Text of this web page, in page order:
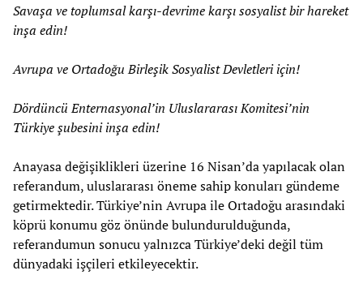
Savaşa ve toplumsal karşı-devrime karşı sosyalist bir hareket
inşa edin!
Avrupa ve Ortadoğu Birleşik Sosyalist Devletleri için!
Dördüncü Enternasyonal’in Uluslararası Komitesi’nin
Türkiye şubesini inşa edin!
Anayasa değişiklikleri üzerine 16 Nisan’da yapılacak olan
referandum, uluslararası öneme sahip konuları gündeme
getirmektedir. Türkiye’nin Avrupa ile Ortadoğu arasındaki
köprü konumu göz önünde bulundurulduğunda,
referandumun sonucu yalnızca Türkiye’deki değil tüm
dünyadaki işçileri etkileyecektir.